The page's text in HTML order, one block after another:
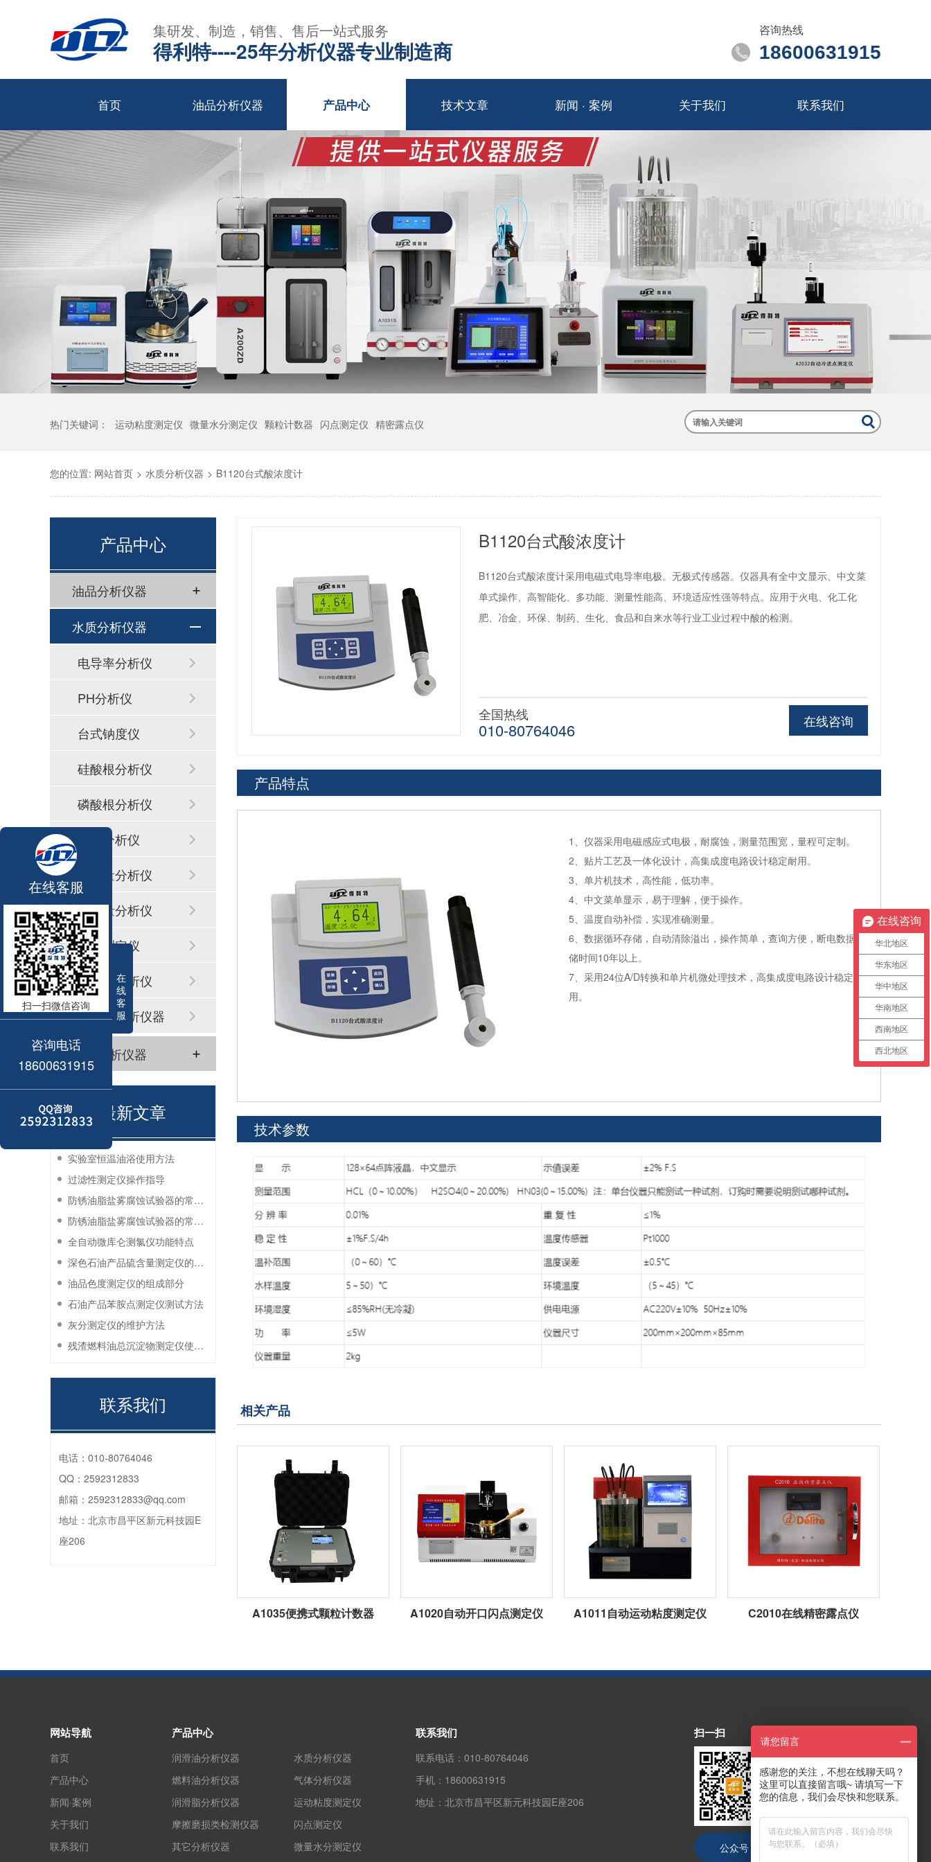
集研发、制造，销售、售后一站式服务
得利特----25年分析仪器专业制造商
咨询热线
18600631915
首页 油品分析仪器 产品中心 技术文章 新闻 · 案例 关于我们 联系我们
热门关键词： 运动粘度测定仪 微量水分测定仪 颗粒计数器 闪点测定仪 精密露点仪
您的位置: 网站首页 > 水质分析仪器 > B1120台式酸浓度计
B1120台式酸浓度计
B1120台式酸浓度计采用电磁式电导率电极。无极式传感器。仪器具有全中文显示、中文菜
单式操作、高智能化、多功能、测量性能高、环境适应性强等特点。应用于火电、化工化
肥、冶金、环保、制药、生化、食品和自来水等行业工业过程中酸的检测。
在线咨询
全国热线
010-80764046
产品特点
1、仪器采用电磁感应式电极，耐腐蚀，测量范围宽，量程可定制。
2、贴片工艺及一体化设计，高集成度电路设计稳定耐用。
3、单片机技术，高性能，低功率。
4、中文菜单显示，易于理解，便于操作。
5、温度自动补偿，实现准确测量。
6、数据循环存储，自动清除溢出，操作简单，查询方便，断电数据存
储时间10年以上。
7、采用24位A/D转换和单片机微处理技术，高集成度电路设计稳定耐
用。
技术参数
相关产品
A1035便携式颗粒计数器 A1020自动开口闪点测定仪 A1011自动运动粘度测定仪 C2010在线精密露点仪
产品中心
油品分析仪器
水质分析仪器
电导率分析仪
PH分析仪
台式钠度仪
硅酸根分析仪
磷酸根分析仪
联氨分析仪
铜含量分析仪
铁含量分析仪
浊度测定仪
溶解氧分析仪
其它水分析仪器
气体分析仪器
最新文章
实验室恒温油浴使用方法
过滤性测定仪操作指导
防锈油脂盐雾腐蚀试验器的常见故障与解决方法
防锈油脂盐雾腐蚀试验器的常见故障与解决方法
全自动微库仑测氯仪功能特点
深色石油产品硫含量测定仪的工作环境要求
油品色度测定仪的组成部分
石油产品苯胺点测定仪测试方法
灰分测定仪的维护方法
残渣燃料油总沉淀物测定仪使用注意事项
联系我们
电话： 010-80764046
QQ： 2592312833
邮箱： 2592312833@qq.com
地址： 北京市昌平区新元科技园E
座206
网站导航
首页
产品中心
新闻·案例
关于我们
联系我们
产品中心
润滑油分析仪器
燃料油分析仪器
润滑脂分析仪器
摩擦磨损类检测仪器
其它分析仪器
水质分析仪器
气体分析仪器
运动粘度测定仪
闪点测定仪
微量水分测定仪
联系我们
联系电话： 010-80764046
手机： 18600631915
地址： 北京市昌平区新元科技园E座206
扫一扫
公众号 抖音号
在
线
客
服
在线客服
扫一扫微信咨询
咨询电话
18600631915
在线咨询
华北地区
华东地区
华中地区
华南地区
西南地区
西北地区
请您留言
感谢您的关注，不想在线聊天吗？
这里可以直接留言哦~ 请填写一下
您的信息，我们会尽快和您联系。